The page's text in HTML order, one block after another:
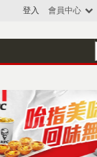
登入 會員中心